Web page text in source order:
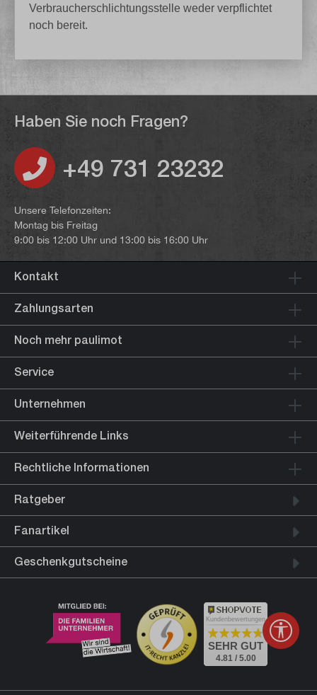
Verbraucherschlichtungsstelle weder verpflichtet
noch bereit.
Haben Sie noch Fragen?
+49 731 23232
Unsere Telefonzeiten:
Montag bis Freitag
9:00 bis 12:00 Uhr und 13:00 bis 16:00 Uhr
Kontakt
Zahlungsarten
Noch mehr paulimot
Service
Unternehmen
Weiterführende Links
Rechtliche Informationen
Ratgeber
Fanartikel
Geschenkgutscheine
Kundenbewertungen
SEHR GUT
4.81 / 5.00